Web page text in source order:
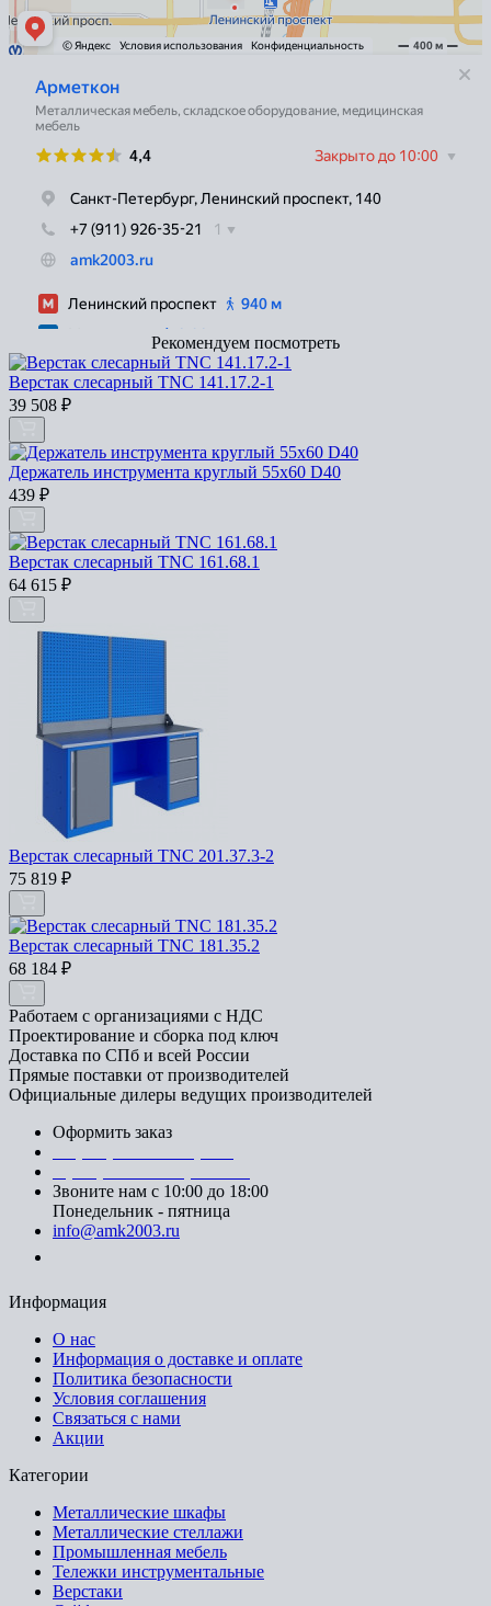
Рекомендуем посмотреть
Верстак слесарный TNC 141.17.2-1
39 508 ₽
Держатель инструмента круглый 55х60 D40
439 ₽
Верстак слесарный TNC 161.68.1
64 615 ₽
Верстак слесарный TNC 201.37.3-2
75 819 ₽
Верстак слесарный TNC 181.35.2
68 184 ₽
Работаем с организациями с НДС
Проектирование и сборка под ключ
Доставка по СПб и всей России
Прямые поставки от производителей
Официальные дилеры ведущих производителей
Оформить заказ
Звоните нам с 10:00 до 18:00
Понедельник - пятница
info@amk2003.ru
Информация
О нас
Информация о доставке и оплате
Политика безопасности
Условия соглашения
Связаться с нами
Акции
Категории
Металлические шкафы
Металлические стеллажи
Промышленная мебель
Тележки инструментальные
Верстаки